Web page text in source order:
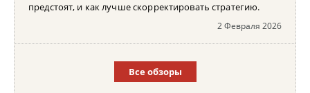
предстоят, и как лучше скорректировать стратегию.
2 Февраля 2026
Все обзоры